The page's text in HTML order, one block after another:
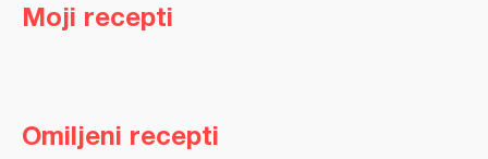
Moji recepti
Omiljeni recepti